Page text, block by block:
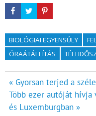
BIOLÓGIAI EGYENSÚLY
ÓRAÁTÁLLÍTÁS
TÉLI
Bejegyzés
navigáció
« Gyorsan terjed a
Több ezer autóját hívja
és Luxemburgban »